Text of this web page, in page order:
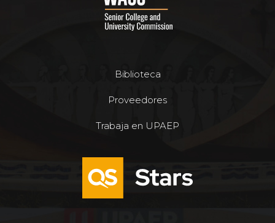
Biblioteca
Proveedores
Trabaja en UPAEP